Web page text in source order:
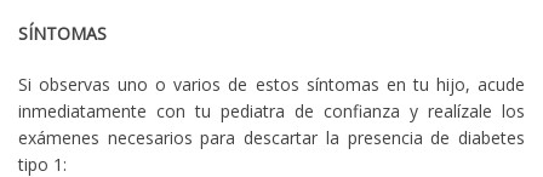
SÍNTOMAS
Si observas uno o varios de estos síntomas en tu hijo, acude
inmediatamente con tu pediatra de confianza y realízale los
exámenes necesarios para descartar la presencia de diabetes
tipo 1: